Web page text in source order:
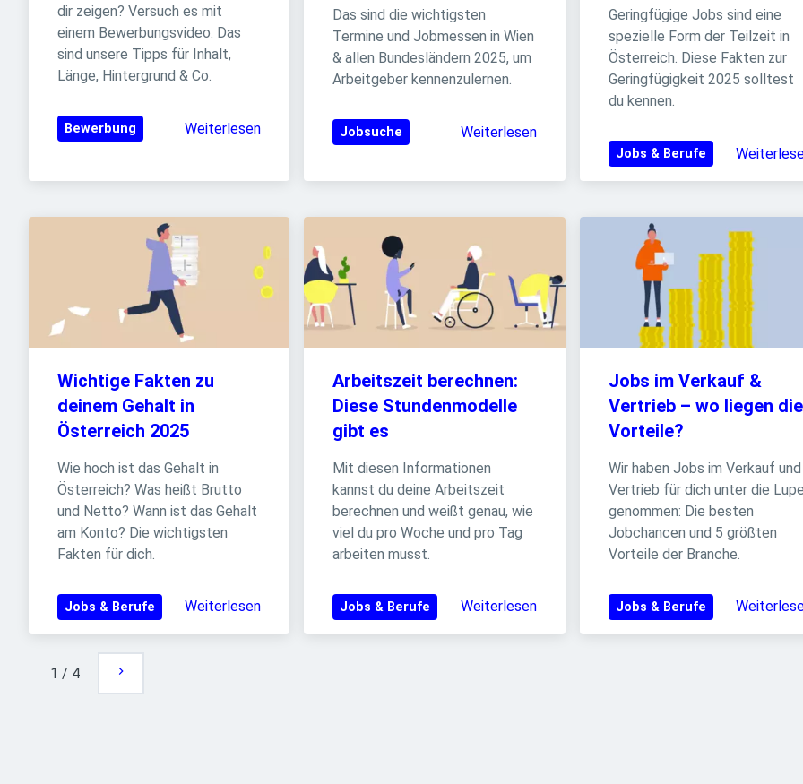
dir zeigen? Versuch es mit
einem Bewerbungsvideo. Das
sind unsere Tipps für Inhalt,
Länge, Hintergrund & Co.
Bewerbung Weiterlesen
Das sind die wichtigsten
Termine und Jobmessen in Wien
& allen Bundesländern 2025, um
Arbeitgeber kennenzulernen.
Jobsuche Weiterlesen
Geringfügige Jobs sind eine
spezielle Form der Teilzeit in
Österreich. Diese Fakten zur
Geringfügigkeit 2025 solltest
du kennen.
Jobs & Berufe
Wichtige Fakten zu
deinem Gehalt in
Österreich 2025
Wie hoch ist das Gehalt in
Österreich? Was heißt Brutto
und Netto? Wann ist das Gehalt
am Konto? Die wichtigsten
Fakten für dich.
Jobs & Berufe Weiterlesen
Arbeitszeit berechnen:
Diese Stundenmodelle
gibt es
Mit diesen Informationen
kannst du deine Arbeitszeit
berechnen und weißt genau, wie
viel du pro Woche und pro Tag
arbeiten musst.
Jobs & Berufe Weiterlesen
Jobs im Verkauf &
Vertrieb – wo liegen die
Vorteile?
Wir haben Jobs im Verkauf und
Vertrieb für dich unter die
genommen: Die besten
Jobchancen und 5 größten
Vorteile der Branche.
Jobs & Berufe
1 / 4